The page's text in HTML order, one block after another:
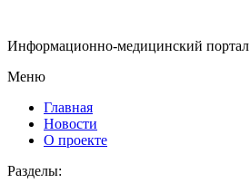
Информационно-медицинский портал
Меню
Главная
Новости
О проекте
Разделы: